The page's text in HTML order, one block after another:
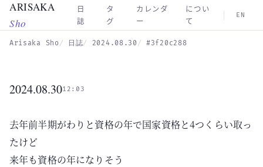
Skip to main content
ARISAKA
Sho
日
誌
タ
グ
カレンダ
ー
につい
て
EN
Arisaka Sho 日誌 2024.08.30 #3f20c288
2024.08.3012:03
去年前半期がわりと資格の年で国家資格と4つくらい取っ
たけど
来年も資格の年になりそう